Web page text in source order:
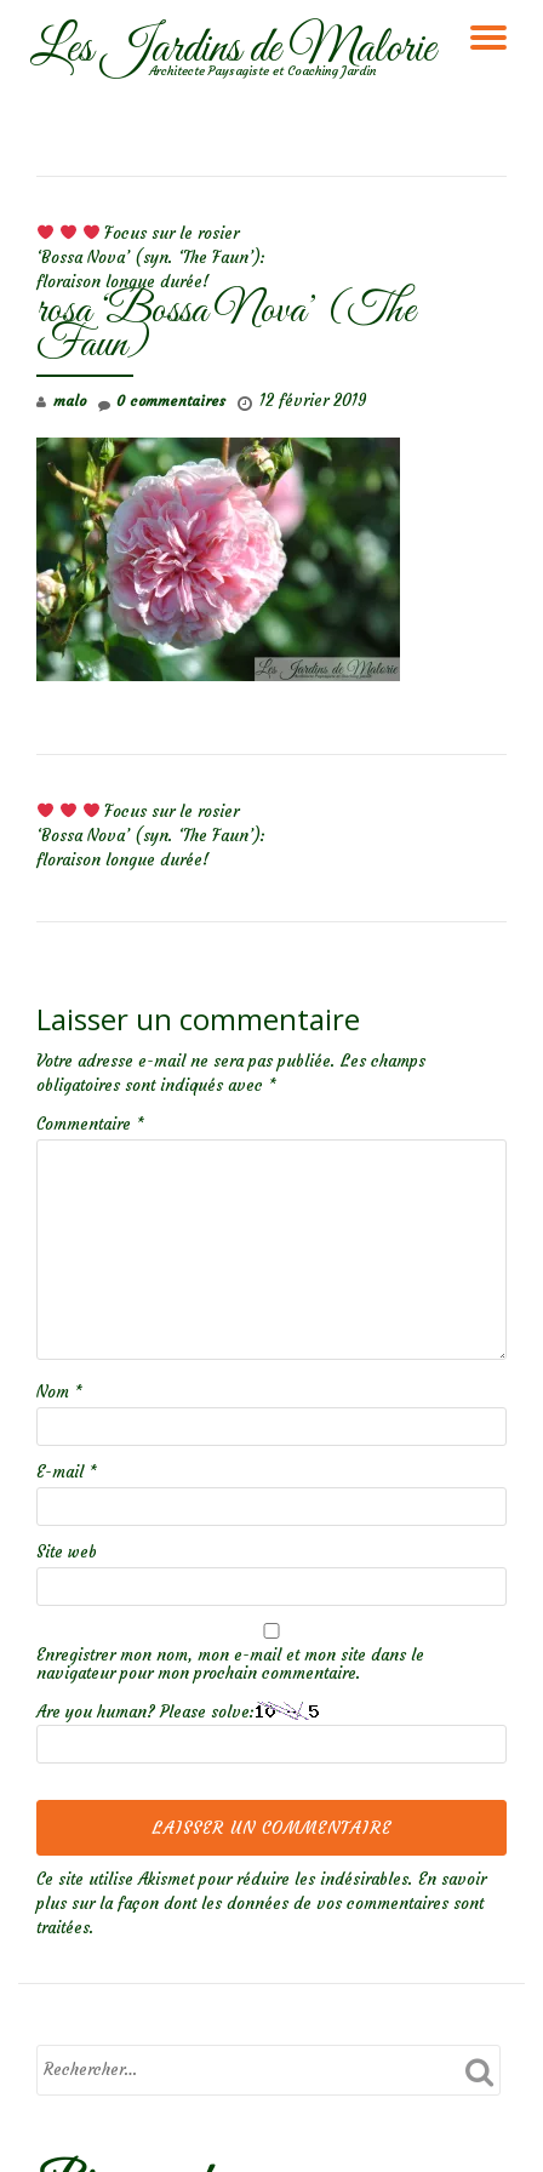
AllerLes Jardins de Malorie
Architecte Paysagiste et Coaching Jardin
Focus sur le rosier
‘Bossa Nova’ (syn. ‘The Faun’):
floraison longue durée!
rosa ‘Bossa Nova’ (The
Faun)
malo 12 février 2019
0 commentaires
Focus sur le rosier
‘Bossa Nova’ (syn. ‘The Faun’):
floraison longue durée!
Laisser un commentaire
Votre adresse e-mail ne sera pas publiée. Les champs
obligatoires sont indiqués avec *
Commentaire *
Nom *
E-mail *
Site web
Enregistrer mon nom, mon e-mail et mon site dans le
navigateur pour mon prochain commentaire.
Are you human? Please solve:
Ce site utilise Akismet pour réduire les indésirables. En savoir
plus sur la façon dont les données de vos commentaires sont
traitées.